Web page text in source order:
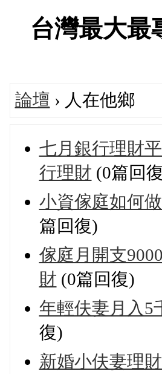
台灣最大最
論壇 › 人在他鄉
七月銀行理財
行理財 (0篇回
小資傢庭如何
篇回復)
傢庭月開支
財 (0篇回復)
年輕伕妻月入5
復)
新婚小伕妻理